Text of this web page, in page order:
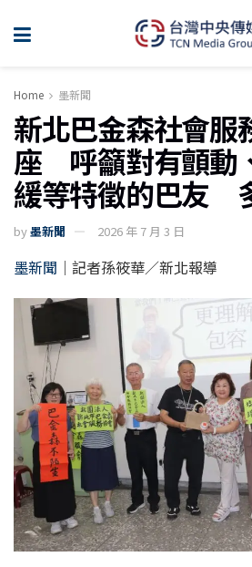
Home 墨新聞
新北巴金森社會服
座 呼籲對有顫動
緩等特徵的巴友
by墨新聞 2026 年 7 月 3 日
墨新聞 ｜記者孫筱華／新北報導